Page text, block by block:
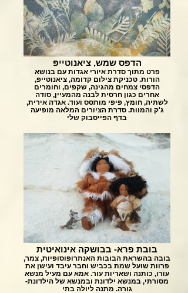
הדפס שמש, ציאנוטייפ
פרט מתוך סדרת איורי אגדות עם בנושא
הורות. טכניקת צילום קדומה, ציאנוטייפ,
הדפסי צמחים מהגינה, שקפים, וחומרים
אחרים כגון חרסית לבנה מהמעיין, סודה
לשתיה, חומץ, פיפי מותסס ועוד. אגדה אירית,
ג'ק והמוות. סדרת הציורים המלאה מופיעה
בדף הפייסבוק שלי
בובת פרא- בבושקה אינואיטית
בובה בהשראת הבובות האנתרופוסופיות, צמר,
פרוות שועל שמת בכביש וחבר עיבד ועישן את
עורו, כותנה ושאריות עור. אמא עם מעיל מנשא
מסורתי, במנשא ילדונת ובמנשא של הילדונת-
גורה. מתנה ליולה בתי